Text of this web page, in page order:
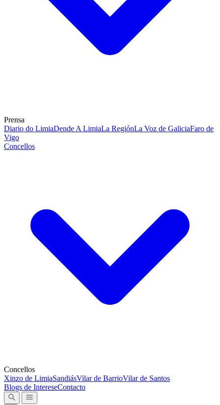
Prensa
Diario do LimiaDende A LimiaLa RegiónLa Voz de GaliciaFaro de
Vigo
Concellos
Concellos
Xinzo de LimiaSandiásVilar de BarrioVilar de Santos
Blogs de IntereseContacto